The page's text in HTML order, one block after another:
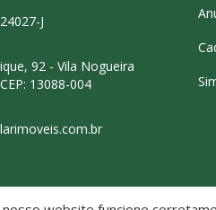
J
92 - Vila Nogueira
13088-004